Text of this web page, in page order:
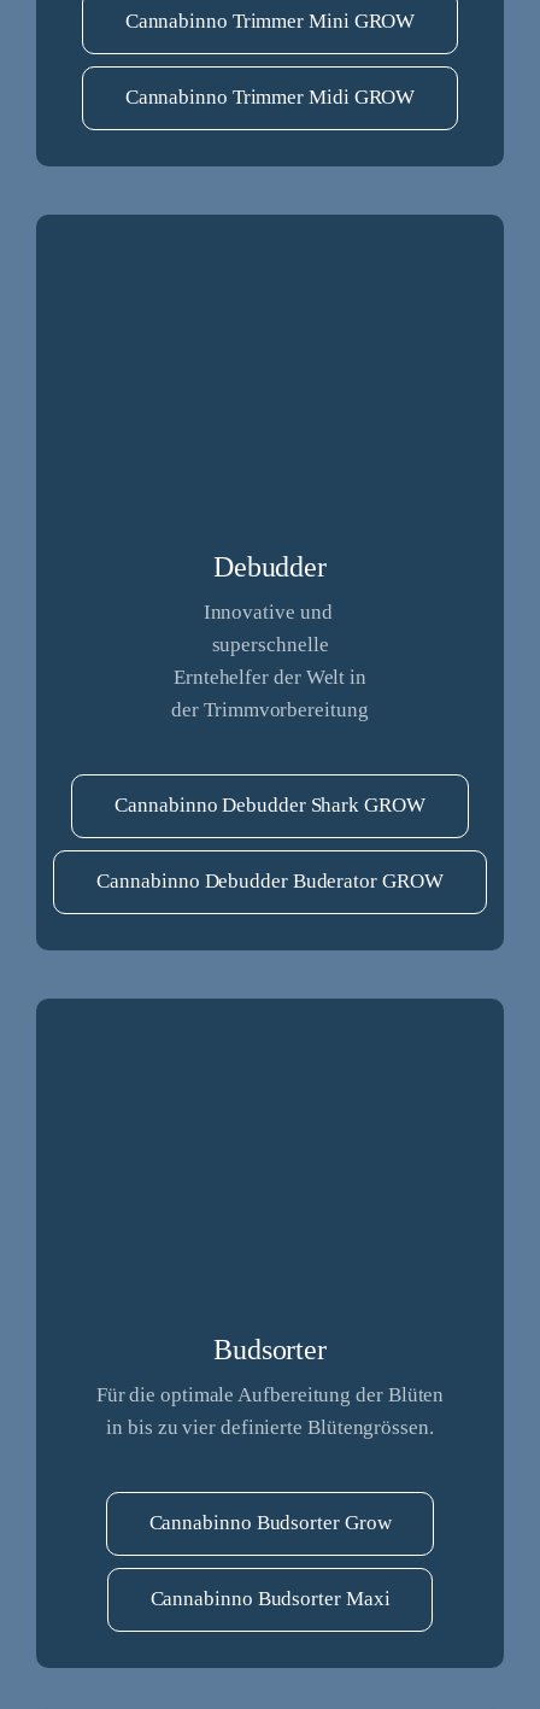
Cannabinno Trimmer Mini GROW
Cannabinno Trimmer Midi GROW
Debudder
Innovative und
superschnelle
Erntehelfer der Welt in
der Trimmvorbereitung
Cannabinno Debudder Shark GROW
Cannabinno Debudder Buderator GROW
Budsorter
Für die optimale Aufbereitung der Blüten
in bis zu vier definierte Blütengrössen.
Cannabinno Budsorter Grow
Cannabinno Budsorter Maxi